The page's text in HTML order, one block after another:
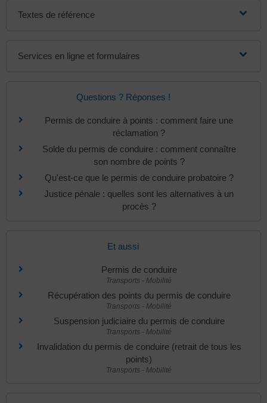
Textes de référence
Services en ligne et formulaires
Questions ? Réponses !
Permis de conduire à points : comment faire une
réclamation ?
Solde du permis de conduire : comment connaître
son nombre de points ?
Qu'est-ce que le permis de conduire probatoire ?
Justice pénale : quelles sont les alternatives à un
procès ?
Et aussi
Permis de conduire
Transports - Mobilité
Récupération des points du permis de conduire
Transports - Mobilité
Suspension judiciaire du permis de conduire
Transports - Mobilité
Invalidation du permis de conduire (retrait de tous les
points)
Transports - Mobilité